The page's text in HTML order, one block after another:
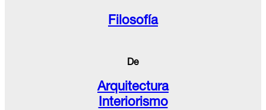
Filosofía
De
Arquitectura
Interiorismo